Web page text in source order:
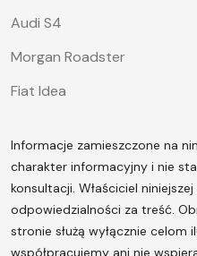
Audi S4
Morgan Roadster
Fiat Idea
Informacje zamieszczone na
charakter informacyjny i nie
konsultacji. Właściciel
odpowiedzialności za treść.
stronie służą wyłącznie celom
współpracujemy ani nie